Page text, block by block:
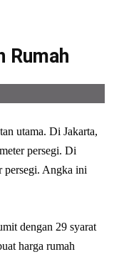
Rumah
utama. Di Jakarta,
persegi. Di
persegi. Angka ini
dengan 29 syarat
harga rumah